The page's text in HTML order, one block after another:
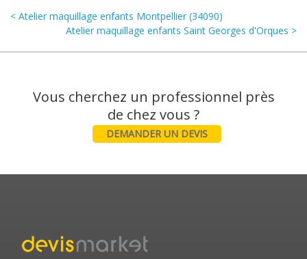
< Atelier maquillage enfants Montpellier (34090)
Atelier maquillage enfants Saint Georges d'Orques >
Vous cherchez un professionnel près
DEMANDER UN DEVIS